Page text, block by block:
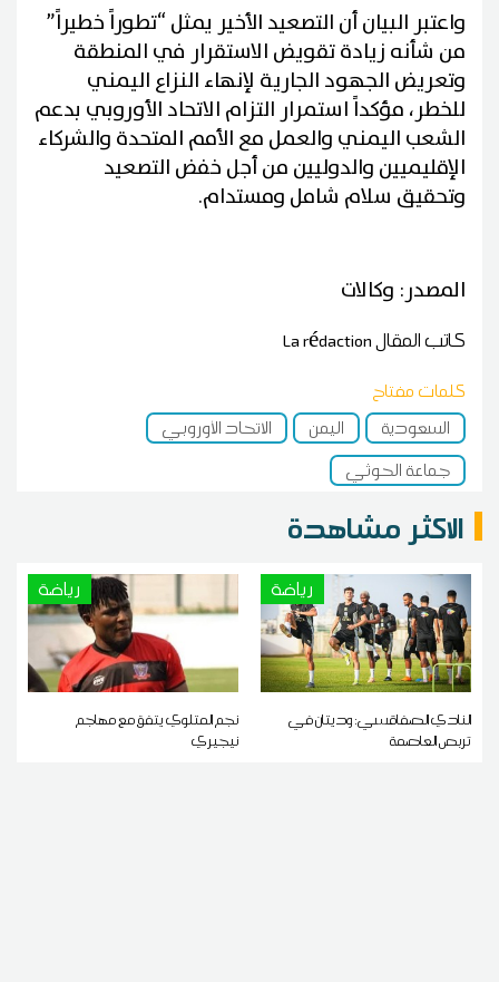
واعتبر البيان أن التصعيد الأخير يمثل “تطوراً خطيراً”
من شأنه زيادة تقويض الاستقرار في المنطقة
وتعريض الجهود الجارية لإنهاء النزاع اليمني
للخطر، مؤكداً استمرار التزام الاتحاد الأوروبي بدعم
الشعب اليمني والعمل مع الأمم المتحدة والشركاء
الإقليميين والدوليين من أجل خفض التصعيد
وتحقيق سلام شامل ومستدام.
المصدر: وكالات
كاتب المقالLa rédaction
كلمات مفتاح
السعودية
اليمن
الاتحاد الأوروبي
جماعة الحوثي
الاكثر مشاهدة
رياضة
النادي الصفاقسي: وديتان في
تربص العاصمة
رياضة
نجم المتلوي يتفق مع مهاجم
نيجيري